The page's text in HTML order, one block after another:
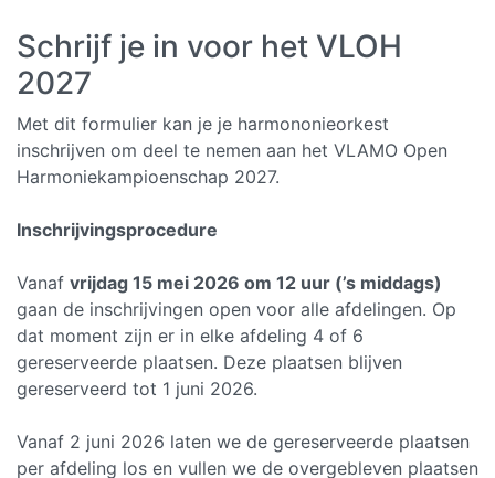
Schrijf je in voor het VLOH
2027
Met dit formulier kan je je harmononieorkest
inschrijven om deel te nemen aan het VLAMO Open
Harmoniekampioenschap 2027.
Inschrijvingsprocedure
Vanaf vrijdag 15 mei 2026 om 12 uur (’s middags)
gaan de inschrijvingen open voor alle afdelingen. Op
dat moment zijn er in elke afdeling 4 of 6
gereserveerde plaatsen. Deze plaatsen blijven
gereserveerd tot 1 juni 2026.
Vanaf 2 juni 2026 laten we de gereserveerde plaatsen
per afdeling los en vullen we de overgebleven plaatsen